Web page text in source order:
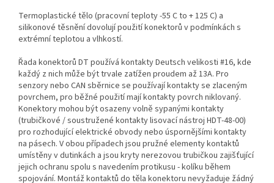
Termoplastické tělo (pracovní teploty -55 C to + 125 C) a
silikonové těsnění dovolují použití konektorů v podmínkách s
extrémní teplotou a vlhkostí.
Řada konektorů DT používá kontakty Deutsch velikosti #16, kde
každý z nich může být trvale zatížen proudem až 13A. Pro
senzory nebo CAN sběrnice se používají kontakty se zlaceným
povrchem, pro běžné použití mají kontakty povrch niklovaný.
Konektory mohou být osazeny volně sypanými kontakty
(trubičkové / soustružené kontakty lisovací nástroj HDT-48-00)
pro rozhodující elektrické obvody nebo úspornějšími kontakty
na pásech. V obou případech jsou pružné elementy kontaktů
umístěny v dutinkách a jsou kryty nerezovou trubičkou zajišťující
jejich ochranu spolu s navedením protikusu - kolíku během
spojování. Montáž kontaktů do těla konektoru nevyžaduje žádný